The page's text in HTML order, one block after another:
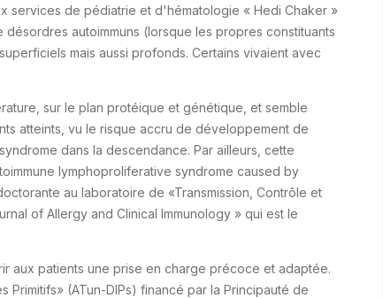
services de pédiatrie et d'hématologie « Hedi Chaker »
autoimmuns (lorsque les propres constituants
mais aussi profonds. Certains vivaient avec
sur le plan protéique et génétique, et semble
atteints, vu le risque accru de développement de
dans la descendance. Par ailleurs, cette
lymphoproliferative syndrome caused by
au laboratoire de «Transmission, Contrôle et
of Allergy and Clinical Immunology » qui est le
aux patients une prise en charge précoce et adaptée.
(ATun-DIPs) financé par la Principauté de